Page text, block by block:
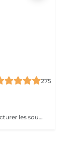
275
Le brow lift est une technique idéale pour structurer les sourcils ainsi que pour les rendre plus volumineux. Tenue : environ 5 semaines.